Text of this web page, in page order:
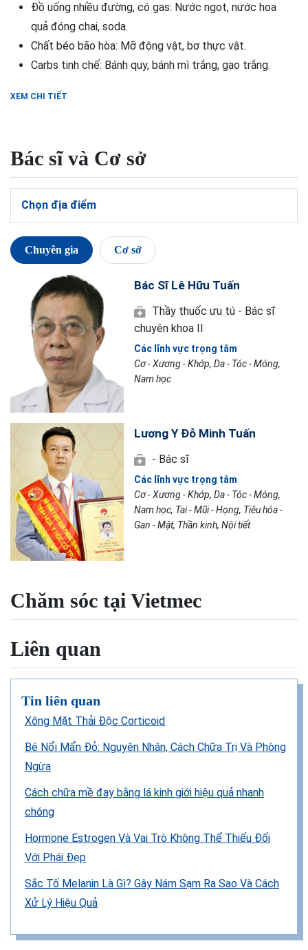
Đồ uống nhiều đường, có gas: Nước ngọt, nước hoa
quả đóng chai, soda.
Chất béo bão hòa: Mỡ động vật, bơ thực vật.
Carbs tinh chế: Bánh quy, bánh mì trắng, gạo trắng.
XEM CHI TIẾT
Bác sĩ và Cơ sở
Chọn địa điểm
Chuyên gia Cơ sở
Bác Sĩ Lê Hữu Tuấn
Thầy thuốc ưu tú - Bác sĩ
chuyên khoa II
Các lĩnh vực trọng tâm
Cơ - Xương - Khớp, Da - Tóc - Móng,
Nam học
Lương Y Đỗ Minh Tuấn
- Bác sĩ
Các lĩnh vực trọng tâm
Cơ - Xương - Khớp, Da - Tóc - Móng,
Nam học, Tai - Mũi - Họng, Tiêu hóa -
Gan - Mật, Thần kinh, Nội tiết
Chăm sóc tại Vietmec
Liên quan
Tin liên quan
Xông Mặt Thải Độc Corticoid
Bé Nổi Mẩn Đỏ: Nguyên Nhân, Cách Chữa Trị Và Phòng
Ngừa
Cách chữa mề đay bằng lá kinh giới hiệu quả nhanh
chóng
Hormone Estrogen Và Vai Trò Không Thể Thiếu Đối
Với Phái Đẹp
Sắc Tố Melanin Là Gì? Gây Nám Sạm Ra Sao Và Cách
Xử Lý Hiệu Quả